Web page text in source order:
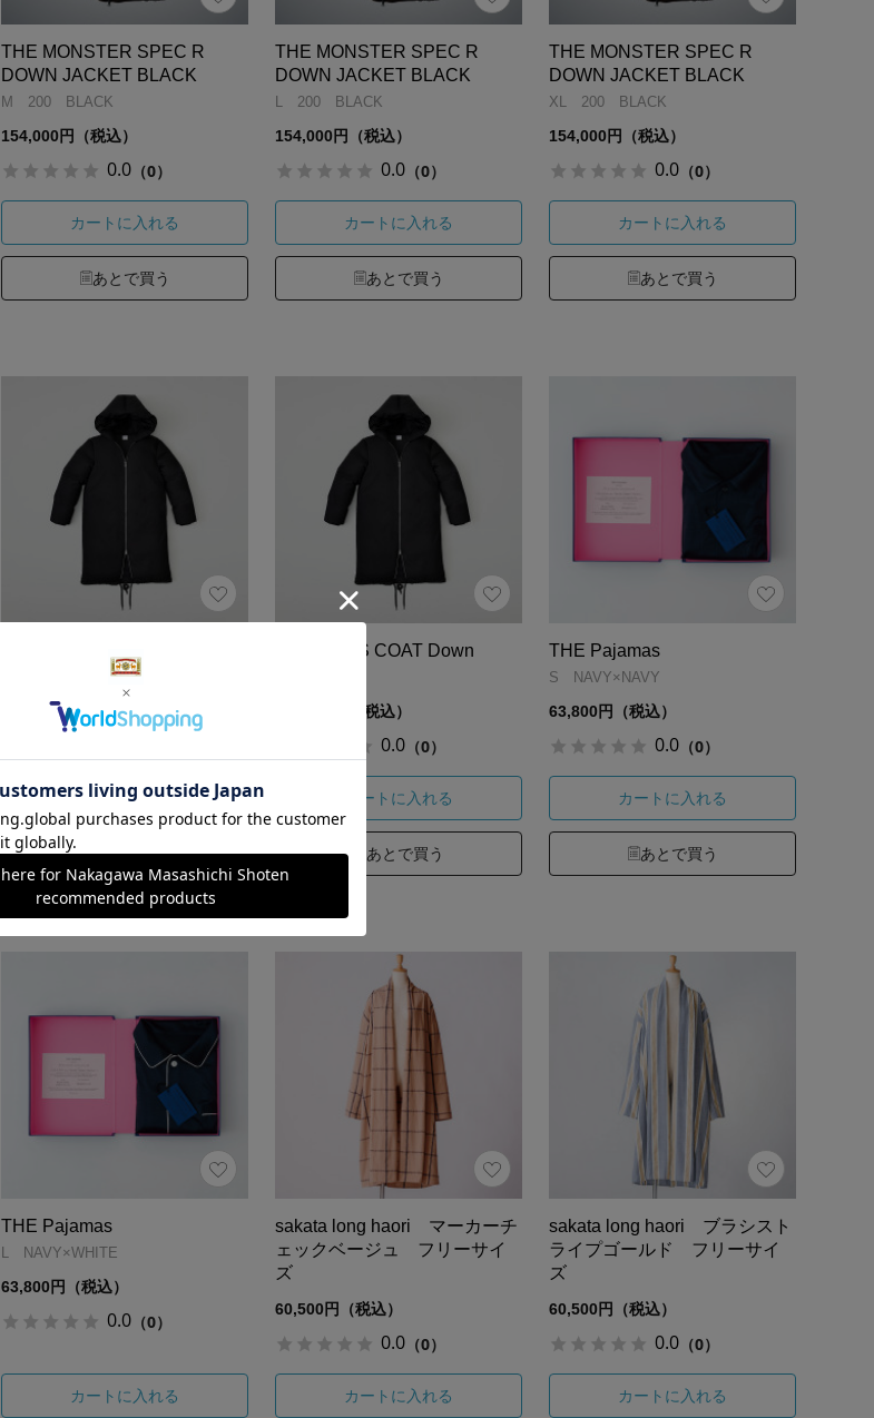
THE MONSTER SPEC R
DOWN JACKET BLACK
M 200 BLACK
154,000円（税込）
0.0 （0）
カートに入れる
あとで買う
THE MONSTER SPEC R
DOWN JACKET BLACK
L 200 BLACK
154,000円（税込）
0.0 （0）
カートに入れる
あとで買う
THE MONSTER SPEC R
DOWN JACKET BLACK
XL 200 BLACK
154,000円（税込）
0.0 （0）
カートに入れる
あとで買う
154,000円（税込）
カートに入れる
あとで買う
THE MODS COAT Down
154,000円（税込）
0.0 （0）
カートに入れる
あとで買う
THE Pajamas
S NAVY×NAVY
63,800円（税込）
0.0 （0）
カートに入れる
あとで買う
THE Pajamas
L NAVY×WHITE
63,800円（税込）
0.0 （0）
カートに入れる
sakata long haori マーカーチ
ェックベージュ フリーサイ
ズ
60,500円（税込）
0.0 （0）
カートに入れる
sakata long haori ブラシスト
ライプゴールド フリーサイ
ズ
60,500円（税込）
0.0 （0）
カートに入れる